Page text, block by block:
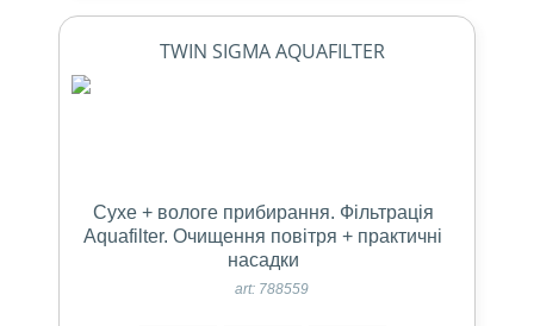
TWIN SIGMA AQUAFILTER
Сухе + вологе прибирання. Фільтрація
Aquafilter. Очищення повітря + практичні
насадки
art: 788559